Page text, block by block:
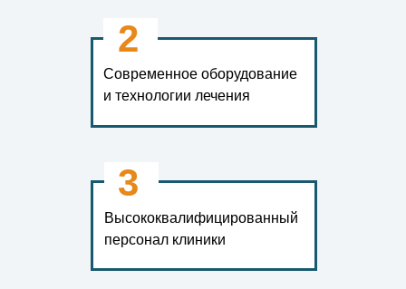
2
3
Современное оборудование
и технологии лечения
Высококвалифицированный
персонал клиники